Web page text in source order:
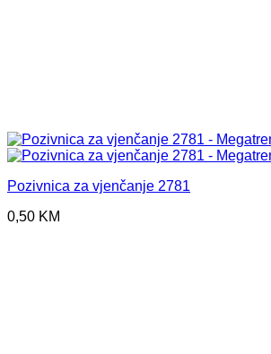
Pozivnica za vjenčanje 2781
0,50 KM